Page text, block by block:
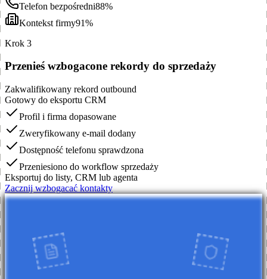
Telefon bezpośredni88%
Kontekst firmy91%
Krok 3
Przenieś wzbogacone rekordy do sprzedaży
Zakwalifikowany rekord outbound
Gotowy do eksportu CRM
Profil i firma dopasowane
Zweryfikowany e-mail dodany
Dostępność telefonu sprawdzona
Przeniesiono do workflow sprzedaży
Eksportuj do listy, CRM lub agenta
Zacznij wzbogacać kontakty